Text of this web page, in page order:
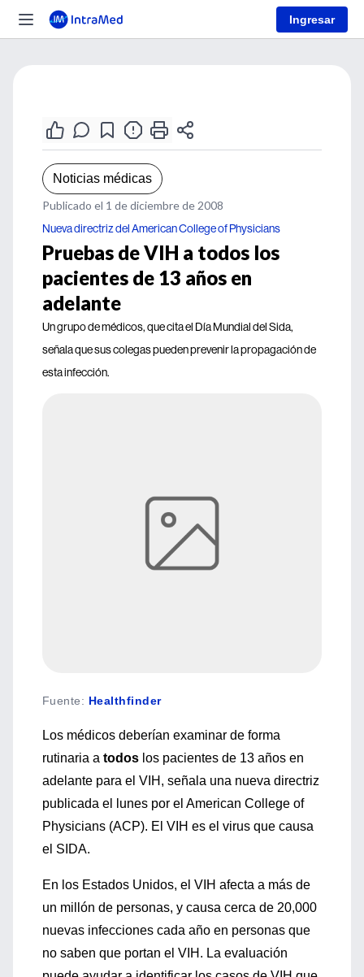
Ingresar
Noticias médicas
Publicado el 1 de diciembre de 2008
Nueva directriz del American College of Physicians
Pruebas de VIH a todos los
pacientes de 13 años en
adelante
Un grupo de médicos, que cita el Día Mundial del Sida,
señala que sus colegas pueden prevenir la propagación de
esta infección.
Fuente: Healthfinder
Los médicos deberían examinar de forma
rutinaria a todos los pacientes de 13 años en
adelante para el VIH, señala una nueva directriz
publicada el lunes por el American College of
Physicians (ACP). El VIH es el virus que causa
el SIDA.
En los Estados Unidos, el VIH afecta a más de
un millón de personas, y causa cerca de 20,000
nuevas infecciones cada año en personas que
no saben que portan el VIH. La evaluación